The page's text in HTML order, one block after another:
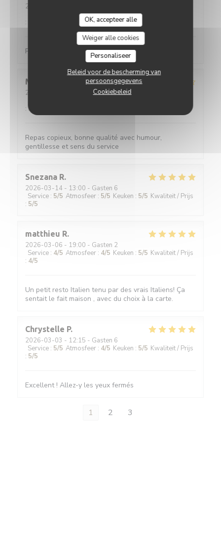
OK, accepteer alle
Weiger alle cookies
Personaliseer
Beleid voor de bescherming van
persoonsgegevens
Cookiebeleid
2026-04-18
Atmosfeer:5/5 Keuken:5/5
:
Parfait bon service et très bon
Marc
2026-04-04
- 12:00 - Gasten 2
: 5
Repas copieux, bonne qualité avec humour,
gentillesse et sens du service
Snezana R
2026-03-14 - 13:00 - Gasten 6
Service : 5/5 Atmosfeer : 5/5 Keuken : 5/5 Kwaliteit / Prijs
: 5/5
matthieu R
2026-03-06 - 19:00 - Gasten 2
Service : 4/5 Atmosfeer : 4/5 Keuken : 5/5 Kwaliteit / Prijs
: 4/5
Un petit resto Italien tenu par des vrais Italiens! Ça
sentait le fait maison , avec du choix à la carte.
Chrystelle P
2026-03-03 - 12:15 - Gasten 6
Service : 5/5 Atmosfeer : 4/5 Keuken : 5/5 Kwaliteit / Prijs
: 5/5
Excellent ! Allez-y les yeux fermés
1 2 3